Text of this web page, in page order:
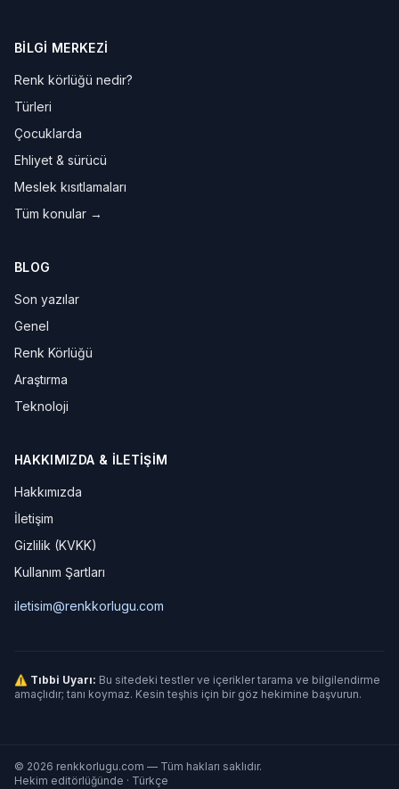
BILGI MERKEZI
Renk körlüğü nedir?
Türleri
Çocuklarda
Ehliyet & sürücü
Meslek kısıtlamaları
Tüm konular →
BLOG
Son yazılar
Genel
Renk Körlüğü
Araştırma
Teknoloji
HAKKIMIZDA & İLETIŞIM
Hakkımızda
İletişim
Gizlilik (KVKK)
Kullanım Şartları
iletisim@renkkorlugu.com
⚠ Tıbbi Uyarı: Bu sitedeki testler ve içerikler tarama ve bilgilendirme
amaçlıdır; tanı koymaz. Kesin teşhis için bir göz hekimine başvurun.
© 2026 renkkorlugu.com — Tüm hakları saklıdır.
Hekim editörlüğünde · Türkçe